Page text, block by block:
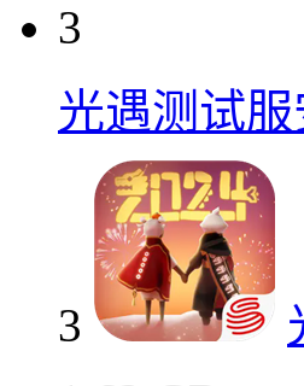
3
光遇测试
3